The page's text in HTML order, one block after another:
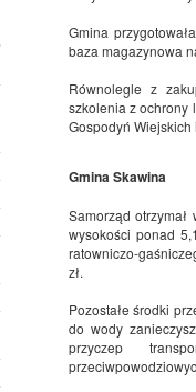
Gmina
baza magazynowa
Równolegle z
szkolenia z ochrony
Gospodyń Wiejskich
Gmina Skawina
Samorząd
wysokości ponad
ratowniczo-
zł.
Pozostałe środki
do wody
przyczep